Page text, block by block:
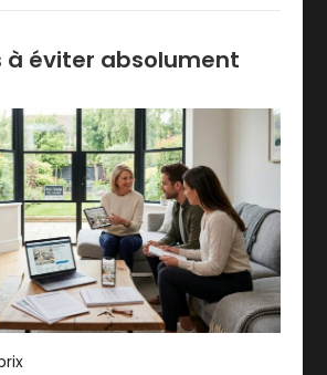
à éviter absolument